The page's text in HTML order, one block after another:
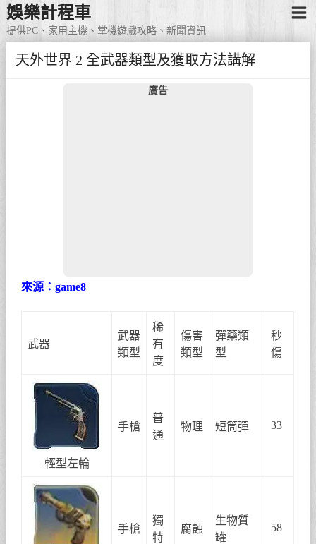
娛樂計程車
提供PC、家用主機、掌機遊戲攻略、新聞資訊
天外世界 2 全武器類型及獲取方法講解
廣告
來源：game8
武器
武器
類型
稀
有
度
傷害
類型
彈藥類
型
秒
傷
輕型左輪
手槍
普
通
物理 短筒彈 33
手槍
獨
特
腐蝕
生物質
罐
58